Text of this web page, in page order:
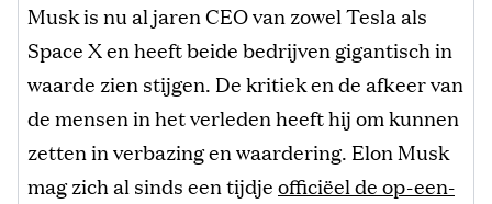
Musk is nu al jaren CEO van zowel Tesla als
Space X en heeft beide bedrijven gigantisch in
waarde zien stijgen. De kritiek en de afkeer van
de mensen in het verleden heeft hij om kunnen
zetten in verbazing en waardering. Elon Musk
mag zich al sinds een tijdjeofficiëel de op-een-